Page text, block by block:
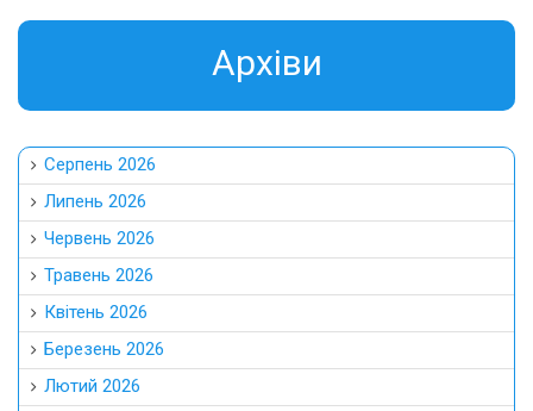
Aрхіви
Серпень 2026
Липень 2026
Червень 2026
Травень 2026
Квітень 2026
Березень 2026
Лютий 2026